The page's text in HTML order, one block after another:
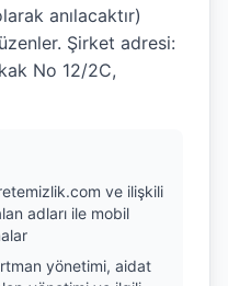
anılacaktır)
Şirket adresi:
No 12/2C,
ve ilişkili
adları ile mobil
yönetimi, aidat